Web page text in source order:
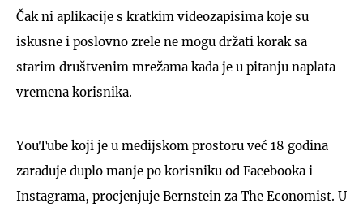
Čak ni aplikacije s kratkim videozapisima koje su
iskusne i poslovno zrele ne mogu držati korak sa
starim društvenim mrežama kada je u pitanju naplata
vremena korisnika.
YouTube koji je u medijskom prostoru već 18 godina
zarađuje duplo manje po korisniku od Facebooka i
Instagrama, procjenjuje Bernstein za The Economist. U